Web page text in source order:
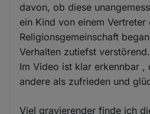
davon, ob diese
ein Kind von einem Vertreter
Religionsgemeinschaft
Verhalten zutiefst verstörend.
Im Video ist klar erkennbar ,
andere als zufrieden und
Viel gravierender finde ich